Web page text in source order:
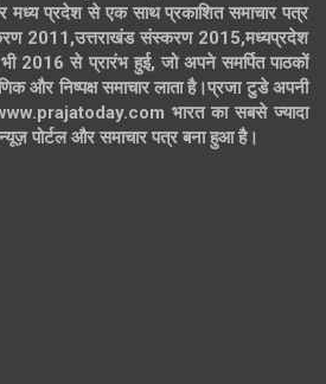
मध्य प्रदेश से एक साथ प्रकाशित समाचार पत्र
2011,उत्तराखंड संस्करण 2015,मध्यप्रदेश
से प्रारंभ हुई, जो अपने समर्पित पाठकों
और निष्पक्ष समाचार लाता है।प्रजा टुडे अपनी
भारत का सबसे ज्यादा
पोर्टल और समाचार पत्र बना हुआ है।